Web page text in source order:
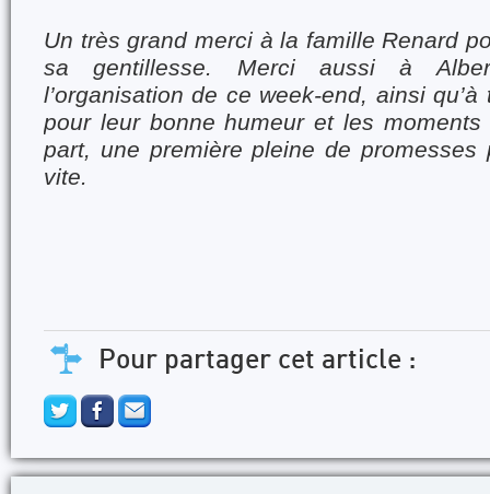
Un très grand merci à la famille Renard
sa gentillesse. Merci aussi à
l’organisation de ce week-end, ainsi
pour leur bonne humeur et les
part, une première pleine de promesses
vite.
Pour partager cet article :